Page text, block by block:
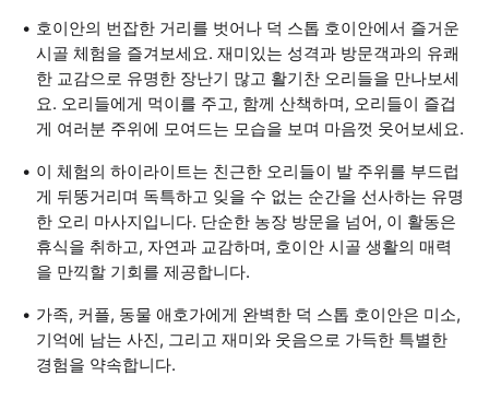
호이안의 번잡한 거리를 벗어나 덕 스톱 호이안에서 즐거운
시골 체험을 즐겨보세요. 재미있는 성격과 방문객과의 유쾌
한 교감으로 유명한 장난기 많고 활기찬 오리들을 만나보세
요. 오리들에게 먹이를 주고, 함께 산책하며, 오리들이 즐겁
게 여러분 주위에 모여드는 모습을 보며 마음껏 웃어보세요.
이 체험의 하이라이트는 친근한 오리들이 발 주위를 부드럽
게 뒤뚱거리며 독특하고 잊을 수 없는 순간을 선사하는 유명
한 오리 마사지입니다. 단순한 농장 방문을 넘어, 이 활동은
휴식을 취하고, 자연과 교감하며, 호이안 시골 생활의 매력
을 만끽할 기회를 제공합니다.
가족, 커플, 동물 애호가에게 완벽한 덕 스톱 호이안은 미소,
기억에 남는 사진, 그리고 재미와 웃음으로 가득한 특별한
경험을 약속합니다.